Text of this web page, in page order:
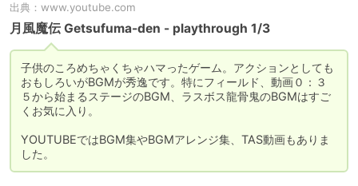
出典： www.youtube.com
月風魔伝 Getsufuma-den - playthrough 1/3
子供のころめちゃくちゃハマったゲーム。アクションとしても
おもしろいがBGMが秀逸です。特にフィールド、動画０：３
５から始まるステージのBGM、ラスボス龍骨鬼のBGMはすご
くお気に入り。
YOUTUBEではBGM集やBGMアレンジ集、TAS動画もありま
した。